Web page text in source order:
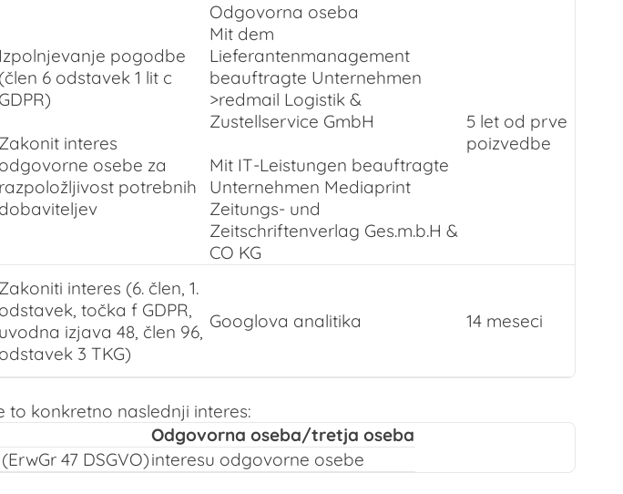
Izpolnjevanje pogodbe
(člen 6 odstavek 1 lit c
GDPR)
Zakonit interes
odgovorne osebe za
razpoložljivost potrebnih
dobaviteljev
Odgovorna oseba
Mit dem
Lieferantenmanagement
beauftragte Unternehmen
>redmail Logistik &
Zustellservice GmbH
Mit IT-Leistungen beauftragte
Unternehmen Mediaprint
Zeitungs- und
Zeitschriftenverlag Ges.m.b.H &
CO KG
5 let od prve
poizvedbe
Zakoniti interes (6. člen, 1.
odstavek, točka f GDPR,
uvodna izjava 48, člen 96,
odstavek 3 TKG)
Googlova analitika 14 meseci
konkretno naslednji interes:
Odgovorna oseba/tretja oseba
47 DSGVO)interesu odgovorne osebe